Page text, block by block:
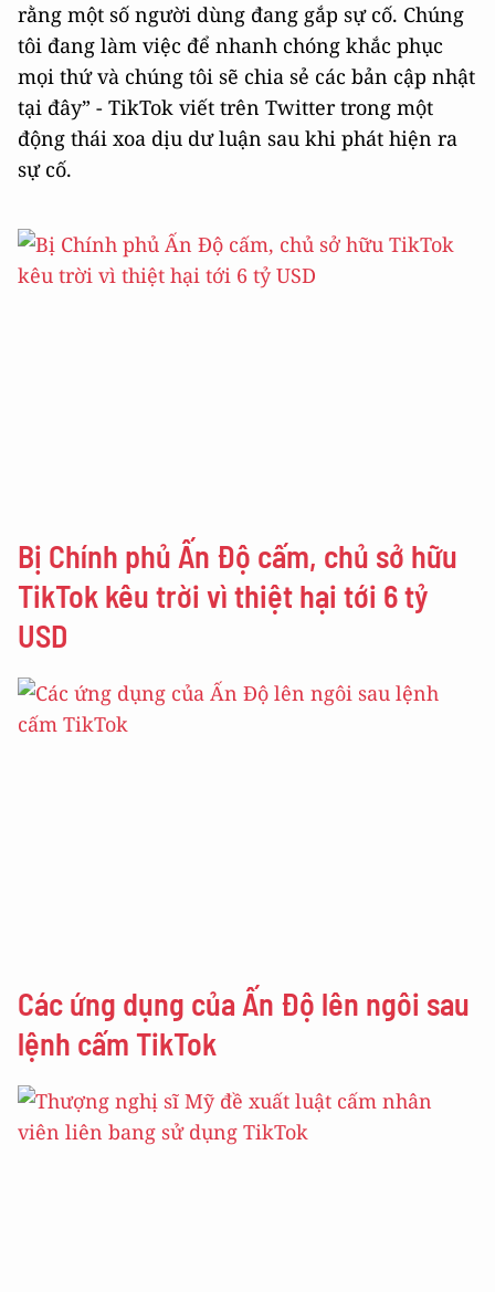
rằng một số người dùng đang gắp sự cố. Chúng
tôi đang làm việc để nhanh chóng khắc phục
mọi thứ và chúng tôi sẽ chia sẻ các bản cập nhật
tại đây” - TikTok viết trên Twitter trong một
động thái xoa dịu dư luận sau khi phát hiện ra
sự cố.
Bị Chính phủ Ấn Độ cấm, chủ sở hữu
TikTok kêu trời vì thiệt hại tới 6 tỷ
USD
Các ứng dụng của Ấn Độ lên ngôi sau
lệnh cấm TikTok